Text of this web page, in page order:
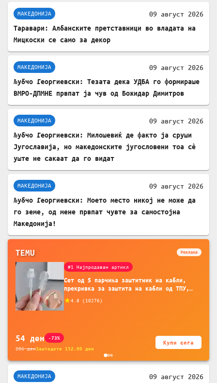
МАКЕДОНИЈА 09 август 2026
Таравари: Албанските претставници во владата на
Мицкоски се само за декор
МАКЕДОНИЈА 09 август 2026
Љубчо Георгиевски: Тезата дека УДБА го формираше
ВМРО-ДПМНЕ првпат ја чув од Божидар Димитров
МАКЕДОНИЈА 09 август 2026
Љубчо Георгиевски: Милошевиќ де факто ја сруши
Југославија, но македонските југословени тоа сè
уште не сакаат да го видат
МАКЕДОНИЈА 09 август 2026
Љубчо Георгиевски: Моето место никој не може да
го земе, од мене првпат чувте за самостојна
Македонија!
TEMU Реклама
#1 Најпродаван артикл
Сет од 5 парчиња заштитник на кабли,
прекривка за заштита на кабли од ТПУ,
батерија, за мобилни телефони, комплет
4.8 ( 10276)
54 ден -73%
206денЗаштедете 152.00 ден
Купи сега
МАКЕДОНИЈА 09 август 2026